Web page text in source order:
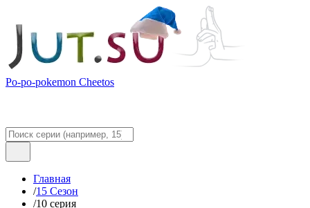
Po-po-pokemon Cheetos
Главная
/15 Сезон
/10 серия